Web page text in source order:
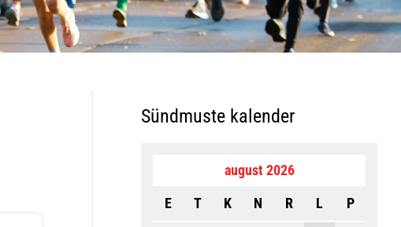
Sündmuste kalender
august 2026
E
T K N R L P